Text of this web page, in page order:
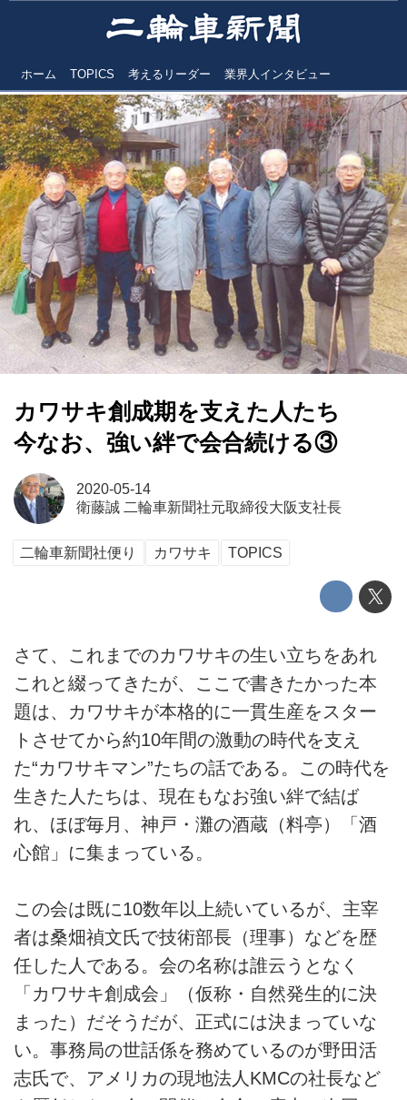
ホーム TOPICS 考えるリーダー 業界人インタビュー
カワサキ創成期を支えた人たち
今なお、強い絆で会合続ける③
2020-05-14
衛藤誠 二輪車新聞社元取締役大阪支社長
二輪車新聞社便り カワサキ TOPICS
さて、これまでのカワサキの生い立ちをあれ
これと綴ってきたが、ここで書きたかった本
題は、カワサキが本格的に一貫生産をスター
トさせてから約10年間の激動の時代を支え
た“カワサキマン”たちの話である。この時代を
生きた人たちは、現在もなお強い絆で結ば
れ、ほぼ毎月、神戸・灘の酒蔵（料亭）「酒
心館」に集まっている。
この会は既に10数年以上続いているが、主宰
者は桑畑禎文氏で技術部長（理事）などを歴
任した人である。会の名称は誰云うとなく
「カワサキ創成会」（仮称・自然発生的に決
まった）だそうだが、正式には決まっていな
い。事務局の世話係を務めているのが野田活
志氏で、アメリカの現地法人KMCの社長など